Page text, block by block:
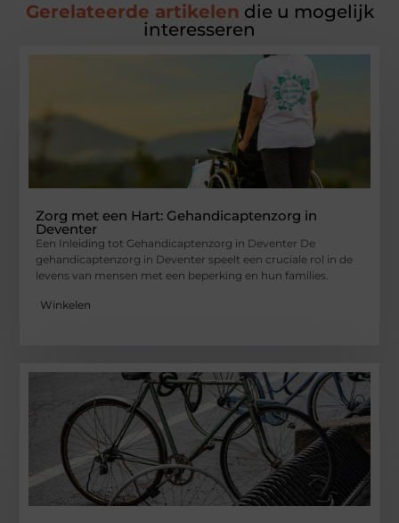
Gerelateerde artikelen die u mogelijk
interesseren
Zorg met een Hart: Gehandicaptenzorg in
Deventer
Een Inleiding tot Gehandicaptenzorg in Deventer De
gehandicaptenzorg in Deventer speelt een cruciale rol in de
levens van mensen met een beperking en hun families.
Winkelen